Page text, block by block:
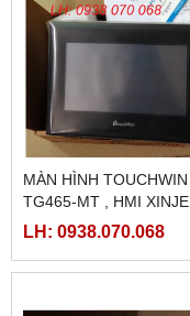
MÀN HÌNH TOUCHWIN
TG465-MT , HMI XINJE
TG465-MT
LH: 0938.070.068